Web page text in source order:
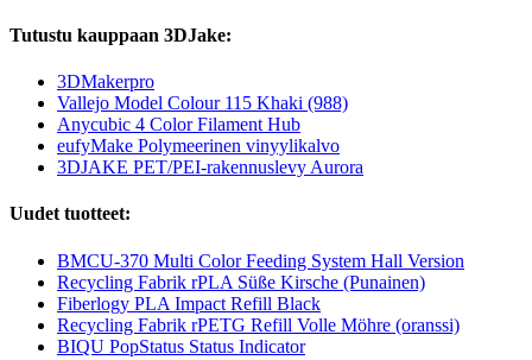
Tutustu kauppaan 3DJake:
3DMakerpro
Vallejo Model Colour 115 Khaki (988)
Anycubic 4 Color Filament Hub
eufyMake Polymeerinen vinyylikalvo
3DJAKE PET/PEI-rakennuslevy Aurora
Uudet tuotteet:
BMCU-370 Multi Color Feeding System Hall Version
Recycling Fabrik rPLA Süße Kirsche (Punainen)
Fiberlogy PLA Impact Refill Black
Recycling Fabrik rPETG Refill Volle Möhre (oranssi)
BIQU PopStatus Status Indicator